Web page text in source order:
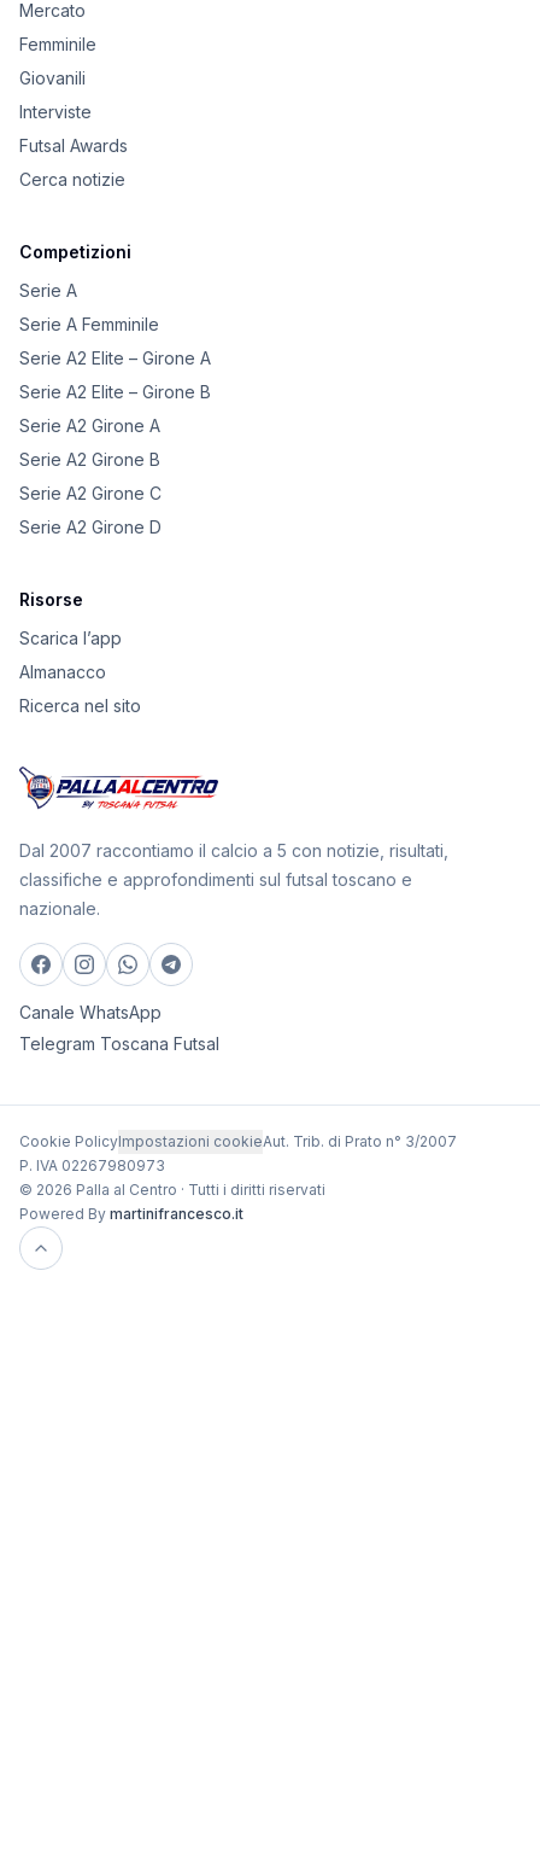
Mercato
Femminile
Giovanili
Interviste
Futsal Awards
Cerca notizie
Competizioni
Serie A
Serie A Femminile
Serie A2 Elite – Girone A
Serie A2 Elite – Girone B
Serie A2 Girone A
Serie A2 Girone B
Serie A2 Girone C
Serie A2 Girone D
Risorse
Scarica l’app
Almanacco
Ricerca nel sito
Dal 2007 raccontiamo il calcio a 5 con notizie, risultati,
classifiche e approfondimenti sul futsal toscano e
nazionale.
Canale WhatsApp
Telegram Toscana Futsal
Cookie PolicyImpostazioni cookieAut. Trib. di Prato n° 3/2007
P. IVA 02267980973
© 2026 Palla al Centro · Tutti i diritti riservati
Powered By martinifrancesco.it